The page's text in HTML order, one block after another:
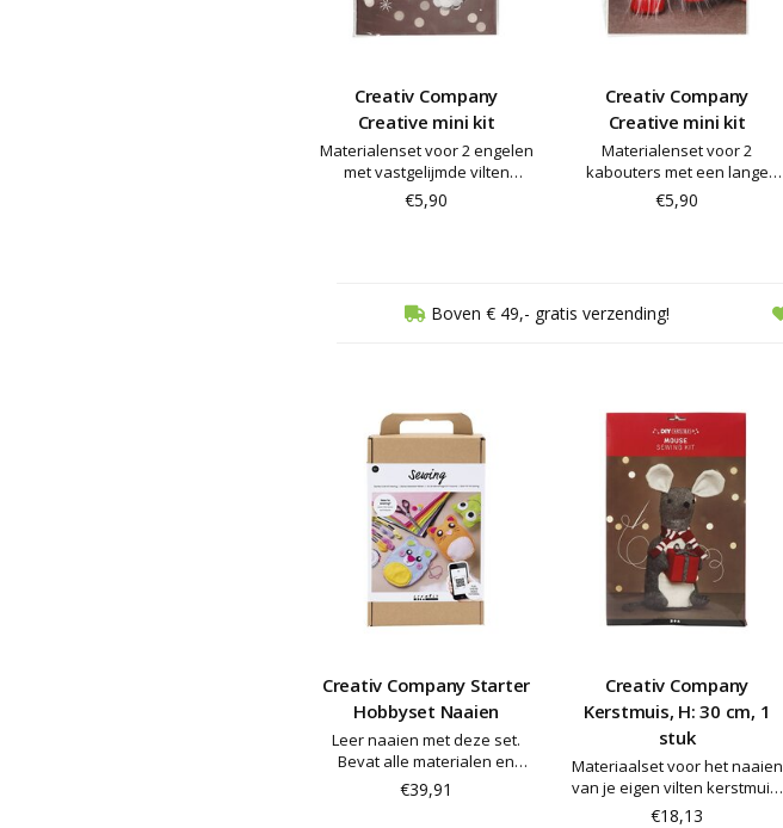
Creativ Company
Creative mini kit
Materialenset voor 2 engelen
met vastgelijmde vilten
cirkels voor het lichaam.
€5,90
Creativ Company
Creative mini kit
Materialenset voor 2
kabouters met een lange
baard en een muts gemaakt
van fluweel
€5,90
Boven € 49,- gratis verzending!
Creativ Company Starter
Hobbyset Naaien
Leer naaien met deze set.
Bevat alle materialen en
instructies die u nodig hebt
€39,91
Creativ Company
Kerstmuis, H: 30 cm, 1
stuk
Materiaalset voor het naaien
van je eigen vilten kerstmuis.
Instructies inbegrepen
€18,13